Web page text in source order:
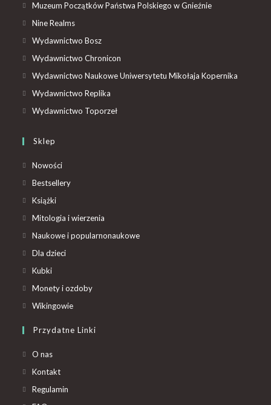
Muzeum Początków Państwa Polskiego w Gnieźnie
Nine Realms
Wydawnictwo Bosz
Wydawnictwo Chronicon
Wydawnictwo Naukowe Uniwersytetu Mikołaja Kopernika
Wydawnictwo Replika
Wydawnictwo Toporzeł
Sklep
Nowości
Bestsellery
Książki
Mitologia i wierzenia
Naukowe i popularnonaukowe
Dla dzieci
Kubki
Monety i ozdoby
Wikingowie
Przydatne Linki
O nas
Kontakt
Regulamin